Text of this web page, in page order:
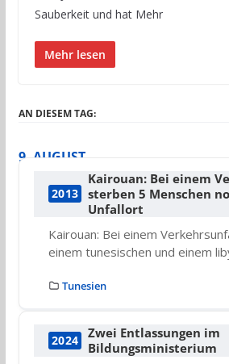
Sauberkeit und hat Mehr
Mehr lesen
AN DIESEM TAG:
9. AUGUST
2013
Kairouan: Bei einem
sterben 5 Menschen
Unfallort
Kairouan: Bei einem
einem tunesischen und einem
Tunesien
2024
Zwei Entlassungen im
Bildungsministerium